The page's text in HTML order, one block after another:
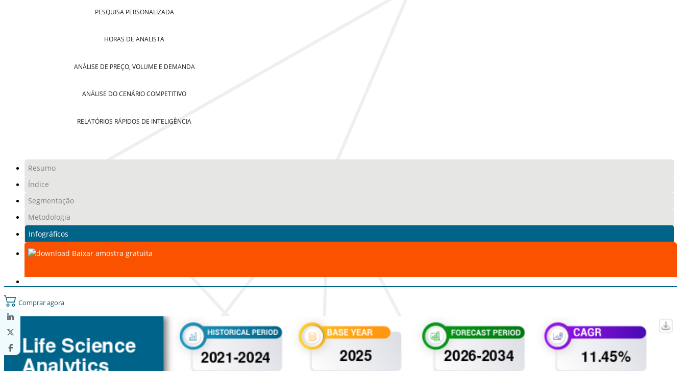
PESQUISA PERSONALIZADA
HORAS DE ANALISTA
ANÁLISE DE PREÇO, VOLUME E DEMANDA
ANÁLISE DO CENÁRIO COMPETITIVO
RELATÓRIOS RÁPIDOS DE INTELIGÊNCIA
Resumo
Índice
Segmentação
Metodologia
Infográficos
Baixar amostra gratuita
Comprar agora